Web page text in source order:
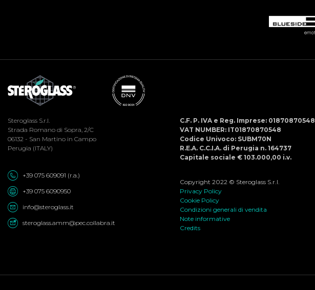
Steroglass S.r.l.
Strada Romano di Sopra, 2/C
06132 - San Martino in Campo
Perugia (ITALY)
+39 075 609091 (r.a.)
+39 075 6090950
info@steroglass.it
steroglass.amm@pec.collabra.it
C.F. P. IVA e Reg. Imprese: 01870870548
VAT NUMBER: IT01870870548
Codice Univoco: SUBM70N
R.E.A. C.C.I.A. di Perugia n. 164737
Capitale sociale € 103.000,00 i.v.
Copyright 2022 © Steroglass S.r.l.
Privacy Policy
Cookie Policy
Condizioni generali di vendita
Note informative
Credits